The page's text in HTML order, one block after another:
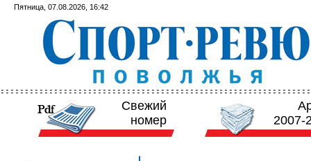
Пятница, 07.08.2026, 16:42
Свежий
номер
2007-